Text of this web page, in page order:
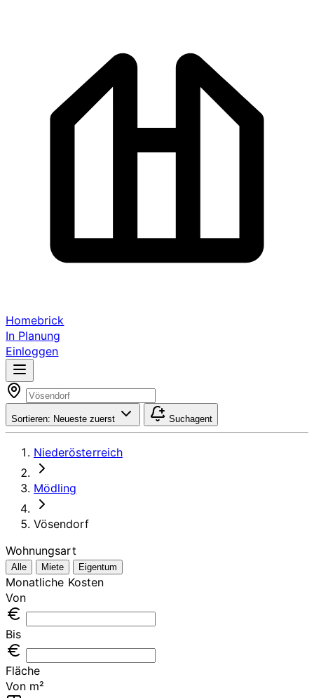
Homebrick
In Planung
Einloggen
Sortieren: Neueste zuerst Suchagent
Niederösterreich
Mödling
Vösendorf
Wohnungsart
Alle Miete Eigentum
Monatliche Kosten
Von
Bis
Fläche
Von m²